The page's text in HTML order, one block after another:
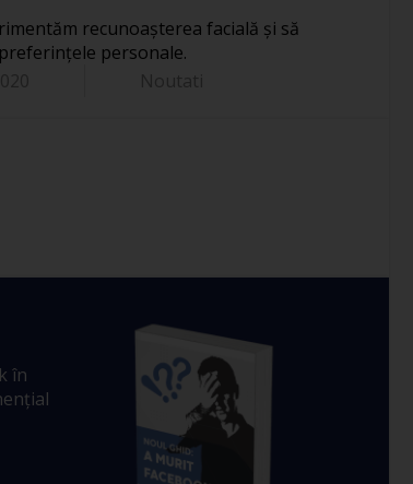
recunoaşterea facială şi să
personale.
în